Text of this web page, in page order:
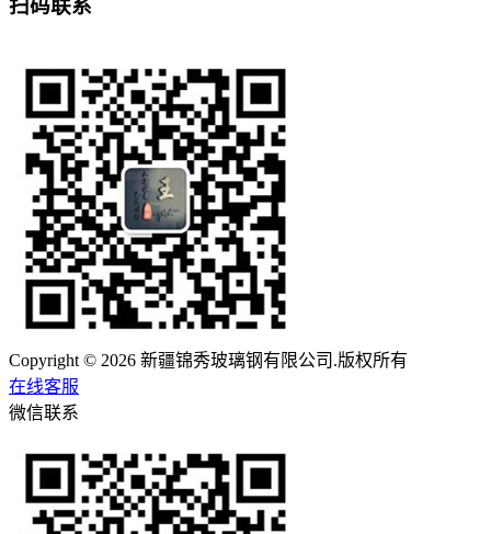
扫码联系
Copyright © 2026 新疆锦秀玻璃钢有限公司.版权所有
在线客服
微信联系